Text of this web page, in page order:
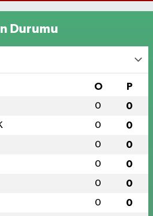
Durumu
O P
0 0
0 0
0 0
0 0
0 0
0 0